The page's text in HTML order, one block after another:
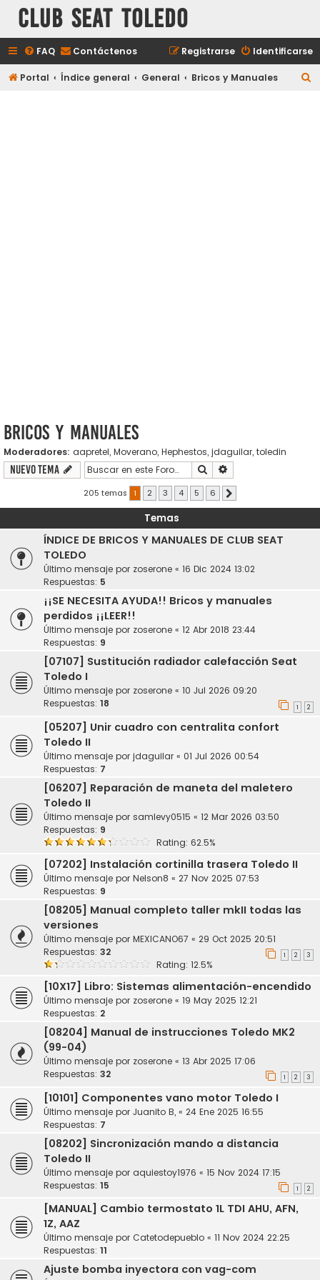
Club Seat Toledo
FAQ Contáctenos Identificarse
Registrarse
Portal Índice general General Bricos y Manuales
Bricos y Manuales
Moderadores: aapretel, Moverano, Hephestos, jdaguilar, toledin
Nuevo Tema Buscar
205 temas 1 2 3 4 5 6
Temas
ÍNDICE DE BRICOS Y MANUALES DE CLUB SEAT
TOLEDO
Último mensaje por zoserone « 16 Dic 2024 13:02
Respuestas: 5
¡¡SE NECESITA AYUDA!! Bricos y manuales
perdidos ¡¡LEER!!
Último mensaje por zoserone « 12 Abr 2018 23:44
Respuestas: 9
[07107] Sustitución radiador calefacción Seat
Toledo I
Último mensaje por zoserone « 10 Jul 2026 09:20
Respuestas: 18 1 2
[05207] Unir cuadro con centralita confort
Toledo II
Último mensaje por jdaguilar « 01 Jul 2026 00:54
Respuestas: 7
[06207] Reparación de maneta del maletero
Toledo II
Último mensaje por samlevy0515 « 12 Mar 2026 03:50
Respuestas: 9
Rating: 62.5%
[07202] Instalación cortinilla trasera Toledo II
Último mensaje por Nelson8 « 27 Nov 2025 07:53
Respuestas: 9
[08205] Manual completo taller mkII todas las
versiones
Último mensaje por MEXICANO67 « 29 Oct 2025 20:51
Respuestas: 32 1 2 3
Rating: 12.5%
[10X17] Libro: Sistemas alimentación-encendido
Último mensaje por zoserone « 19 May 2025 12:21
Respuestas: 2
[08204] Manual de instrucciones Toledo MK2
(99-04)
Último mensaje por zoserone « 13 Abr 2025 17:06
Respuestas: 32 1 2 3
[10101] Componentes vano motor Toledo I
Último mensaje por Juanito B, « 24 Ene 2025 16:55
Respuestas: 7
[08202] Sincronización mando a distancia
Toledo II
Último mensaje por aquiestoy1976 « 15 Nov 2024 17:15
Respuestas: 15 1 2
[MANUAL] Cambio termostato 1L TDI AHU, AFN,
1Z, AAZ
Último mensaje por Catetodepueblo « 11 Nov 2024 22:25
Respuestas: 11
Ajuste bomba inyectora con vag-com